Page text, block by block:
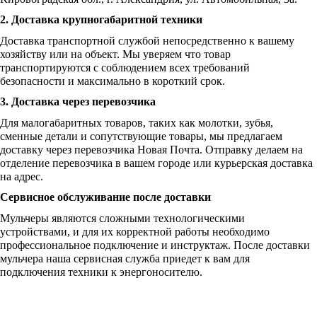
2. Доставка крупногабаритной техники
Доставка транспортной службой непосредственно к вашему
хозяйству или на объект. Мы уверяем что товар
транспортируются с соблюдением всех требований
безопасности и максимально в короткий срок.
3. Доставка через перевозчика
Для малогабаритных товаров, таких как молотки, зубья,
сменные детали и сопутствующие товары, мы предлагаем
доставку через перевозчика Новая Почта. Отправку делаем на
отделение перевозчика в вашем городе или курьерская доставка
на адрес.
Сервисное обслуживание после доставки
Мульчеры являются сложными технологическими
устройствами, и для их корректной работы необходимо
профессиональное подключение и инструктаж. После доставки
мульчера наша сервисная служба приедет к вам для
подключения техники к энергоносителю.